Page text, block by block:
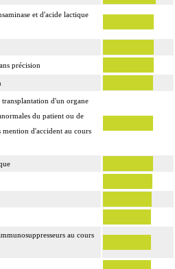
et d'acide lactique
précision
d'un organe
du patient ou de
mention d'accident au cours
au cours